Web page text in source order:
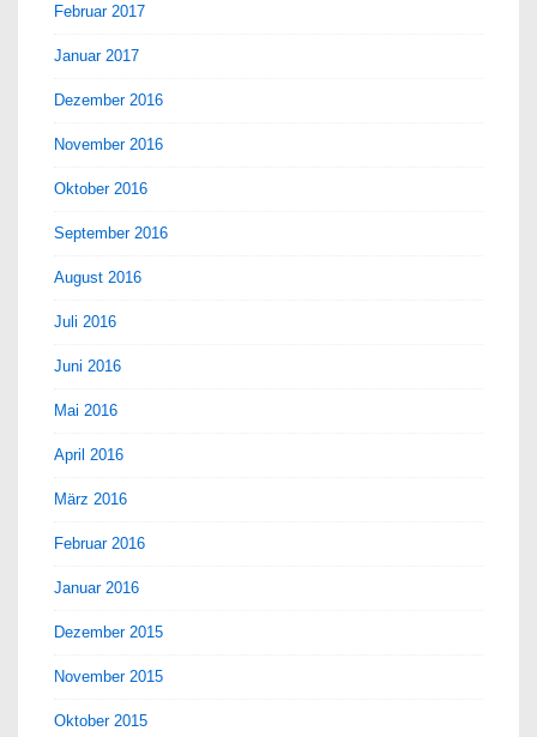
Februar 2017
Januar 2017
Dezember 2016
November 2016
Oktober 2016
September 2016
August 2016
Juli 2016
Juni 2016
Mai 2016
April 2016
März 2016
Februar 2016
Januar 2016
Dezember 2015
November 2015
Oktober 2015